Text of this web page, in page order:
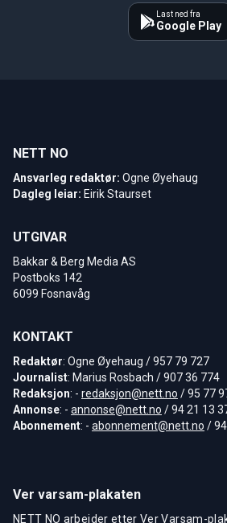
Last ned fra
Google Play
NETT NO
Ansvarleg redaktør: Ogne Øyehaug
Dagleg leiar: Eirik Staurset
UTGIVAR
Bakkar & Berg Media AS
Postboks 142
6099 Fosnavåg
KONTAKT
Redaktør: Ogne Øyehaug / 957 79 727
Journalist: Marius Rosbach / 907 36 774
Redaksjon: - redaksjon@nett.no / 95 77
Annonse: - annonse@nett.no / 94 21 13
Abonnement: - abonnement@nett.no /
Ver varsam-plakaten
NETT NO arbeider etter Ver Varsam-